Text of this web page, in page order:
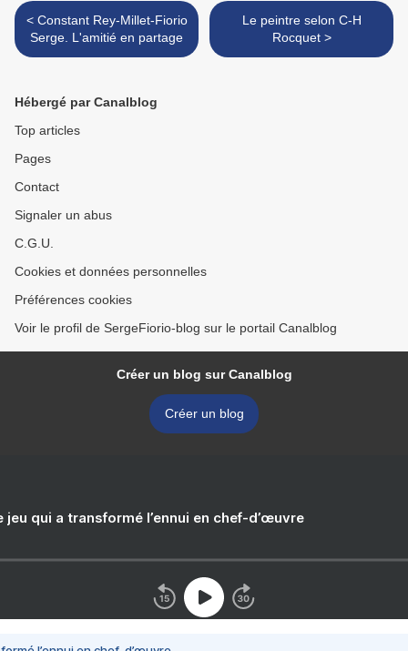
< Constant Rey-Millet-Fiorio
Serge. L'amitié en partage
Le peintre selon C-H
Rocquet >
Hébergé par Canalblog
Top articles
Pages
Contact
Signaler un abus
C.G.U.
Cookies et données personnelles
Préférences cookies
Voir le profil de SergeFiorio-blog sur le portail Canalblog
Créer un blog sur Canalblog
Créer un blog
jeu qui a transformé l’ennui en chef-d’œuvre